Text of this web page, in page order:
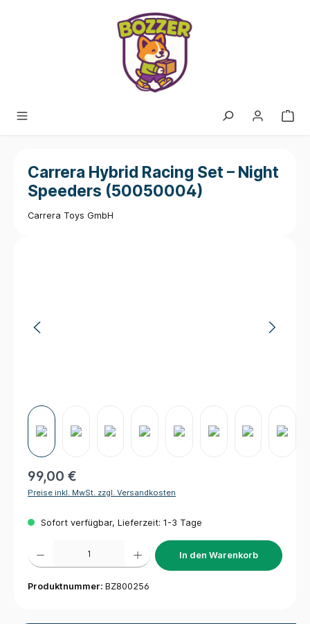
Carrera Hybrid Racing Set – Night
Speeders (50050004)
Carrera Toys GmbH
99,00 €
Preise inkl. MwSt. zzgl. Versandkosten
Sofort verfügbar, Lieferzeit: 1-3 Tage
Produkt Anzahl: Gib den gewünschten Wert ein oder benutze die Schaltflächen um die
In den Warenkorb
Produktnummer: BZ800256